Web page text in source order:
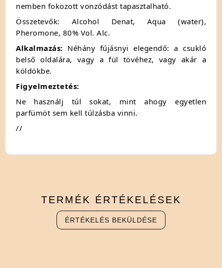
nemben fokozott vonzódást tapasztalható.
Összetevők: Alcohol Denat, Aqua (water),
Pheromone, 80% Vol. Alc.
Alkalmazás: Néhány fújásnyi elegendő: a csukló
belső oldalára, vagy a fül tövéhez, vagy akár a
köldökbe.
Figyelmeztetés:
Ne használj túl sokat, mint ahogy egyetlen
parfümöt sem kell túlzásba vinni.
//
TERMÉK ÉRTÉKELÉSEK
ÉRTÉKELÉS BEKÜLDÉSE